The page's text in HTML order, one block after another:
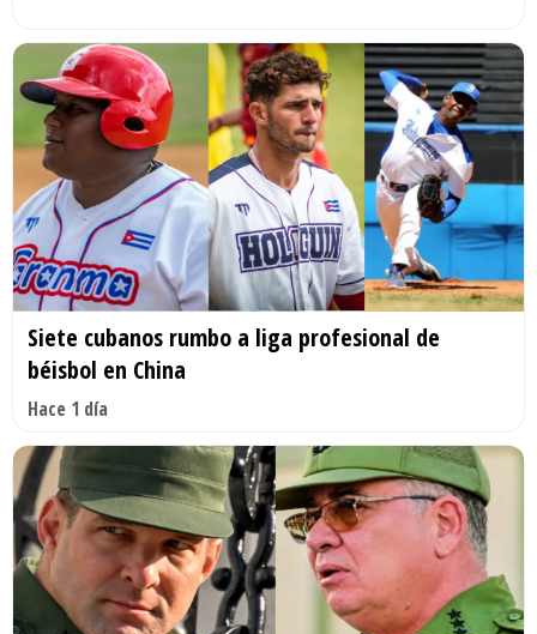
Siete cubanos rumbo a liga profesional de
béisbol en China
Hace 1 día